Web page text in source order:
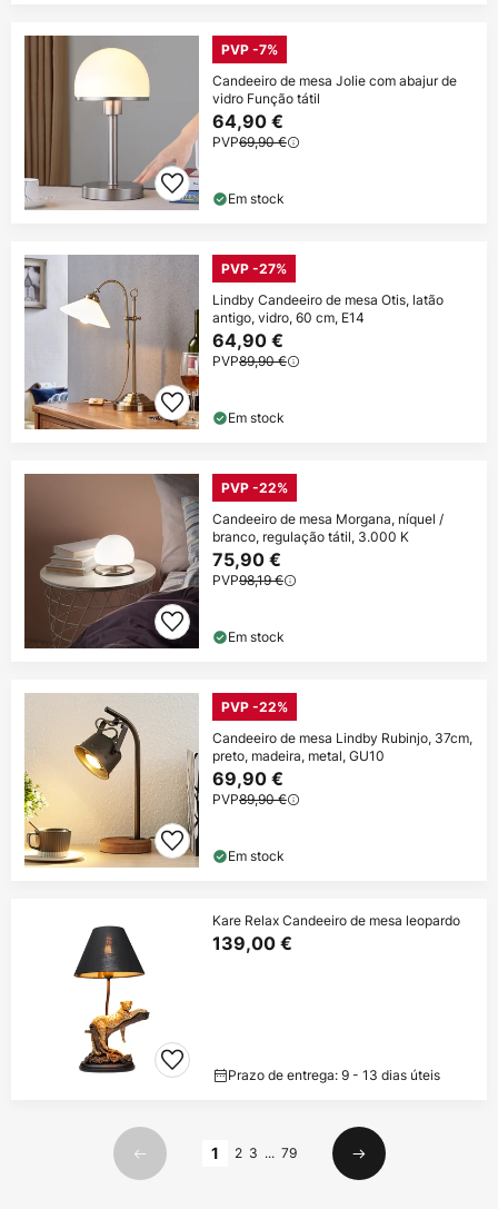
PVP -7%
Candeeiro de mesa Jolie com abajur de
vidro Função tátil
64,90 €
PVP69,90 €
Em stock
PVP -27%
Lindby Candeeiro de mesa Otis, latão
antigo, vidro, 60 cm, E14
64,90 €
PVP89,90 €
Em stock
PVP -22%
Candeeiro de mesa Morgana, níquel /
branco, regulação tátil, 3.000 K
75,90 €
PVP98,19 €
Em stock
PVP -22%
Candeeiro de mesa Lindby Rubinjo, 37cm,
preto, madeira, metal, GU10
69,90 €
PVP89,90 €
Em stock
Kare Relax Candeeiro de mesa leopardo
139,00 €
Prazo de entrega: 9 - 13 dias úteis
Anterior
1 2 3 ... 79
Seguinte